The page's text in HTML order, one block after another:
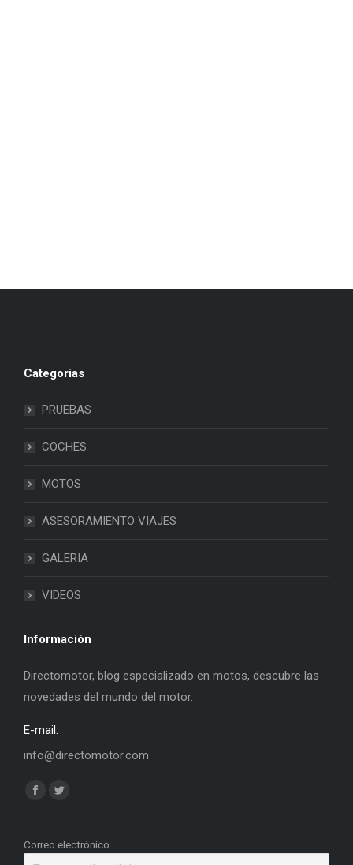
Categorias
PRUEBAS
COCHES
MOTOS
ASESORAMIENTO VIAJES
GALERIA
VIDEOS
Información
Directomotor, blog especializado en motos, descubre las
novedades del mundo del motor.
E-mail:
info@directomotor.com
Find us on:
Facebook
opens
in
Twitter
opens
Correo electrónico